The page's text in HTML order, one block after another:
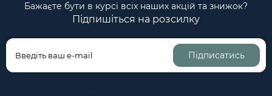
Бажаєте бути в курсі всіх наших акцій та знижок?
Підпишіться на розсилку
Підписатись